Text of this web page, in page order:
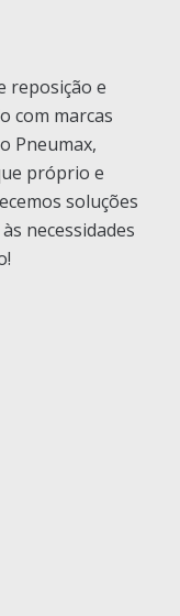
reposição e
com marcas
Pneumax,
próprio e
soluções
necessidades